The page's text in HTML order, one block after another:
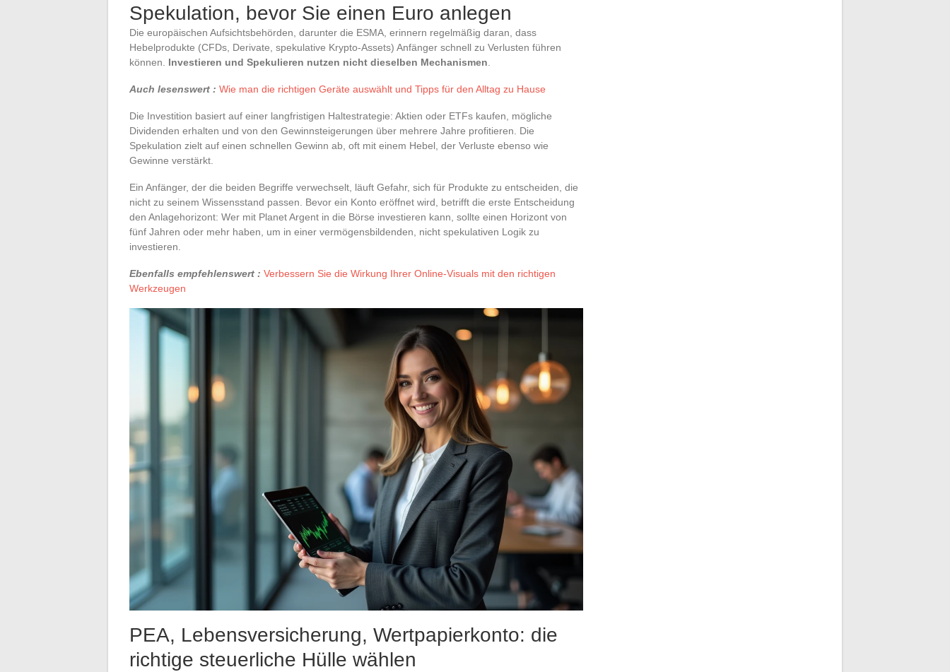
Spekulation, bevor Sie einen Euro anlegen
Die europäischen Aufsichtsbehörden, darunter die ESMA, erinnern regelmäßig daran, dass
Hebelprodukte (CFDs, Derivate, spekulative Krypto-Assets) Anfänger schnell zu Verlusten führen
können. Investieren und Spekulieren nutzen nicht dieselben Mechanismen
Auch lesenswert : Wie man die richtigen Geräte auswählt und Tipps für den Alltag zu Hause
Die Investition basiert auf einer langfristigen Haltestrategie: Aktien oder ETFs kaufen, mögliche
Dividenden erhalten und von den Gewinnsteigerungen über mehrere Jahre profitieren. Die
Spekulation zielt auf einen schnellen Gewinn ab, oft mit einem Hebel, der Verluste ebenso wie
Gewinne verstärkt.
Ein Anfänger, der die beiden Begriffe verwechselt, läuft Gefahr, sich für Produkte zu entscheiden, die
nicht zu seinem Wissensstand passen. Bevor ein Konto eröffnet wird, betrifft die erste Entscheidung
den Anlagehorizont: Wer mit Planet Argent in die Börse investieren kann, sollte einen Horizont von
fünf Jahren oder mehr haben, um in einer vermögensbildenden, nicht spekulativen Logik zu
investieren.
Ebenfalls empfehlenswert : Verbessern Sie die Wirkung Ihrer Online-Visuals mit den richtigen
Werkzeugen
PEA, Lebensversicherung, Wertpapierkonto: die
richtige steuerliche Hülle wählen